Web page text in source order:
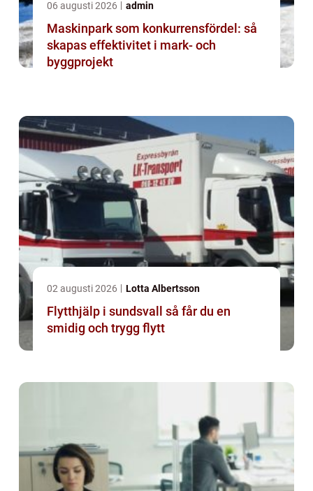
06 augusti 2026 admin
Maskinpark som konkurrensfördel: så
skapas effektivitet i mark- och
byggprojekt
02 augusti 2026 Lotta Albertsson
Flytthjälp i sundsvall så får du en
smidig och trygg flytt